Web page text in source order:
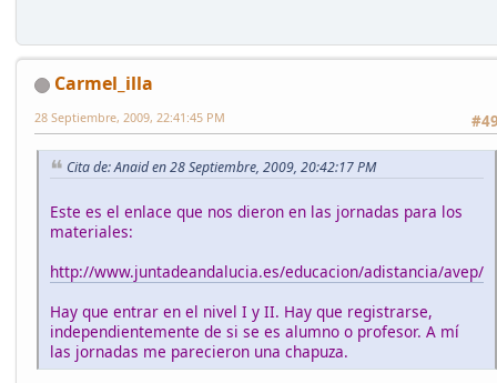
Carmel_illa
28 Septiembre, 2009, 22:41:45 PM
Cita de: Anaid en 28 Septiembre, 2009, 20:42:17 PM
Este es el enlace que nos dieron en las jornadas para los
materiales:
http://www.juntadeandalucia.es/educacion/adistancia/avep/
Hay que entrar en el nivel I y II. Hay que registrarse,
independientemente de si se es alumno o profesor. A mí
las jornadas me parecieron una chapuza.